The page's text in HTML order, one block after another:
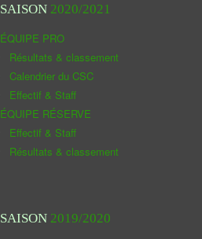
SAISON 2020/2021
ÉQUIPE PRO
Résultats & classement
Calendrier du CSC
Effectif & Staff
ÉQUIPE RÉSERVE
Effectif & Staff
Résultats & classement
SAISON 2019/2020